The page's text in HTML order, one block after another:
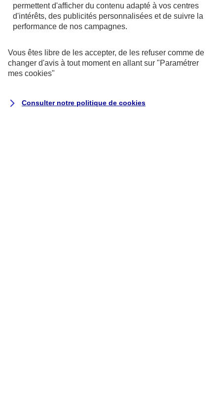
percutée par un autre véhicule, occasionner des
dégâts matériels et corporels ou encore faire l'objet
situations, le contrat d’assurance auto prendra en
charge les conséquences du sinistre conformément
« Quelle assurance souscrire dans ce cas ? »
permettent d'afficher du contenu adapté à vos centres
d'intérêts, des publicités personnalisées et de suivre la
performance de nos campagnes.
Vous êtes libre de les accepter, de les refuser comme de
changer d'avis à tout moment en allant sur "Paramétrer
mes cookies"
Consulter notre politique de cookies